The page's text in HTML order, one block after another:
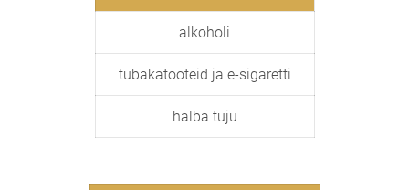
alkoholi
tubakatooteid ja e-sigaretti
halba tuju